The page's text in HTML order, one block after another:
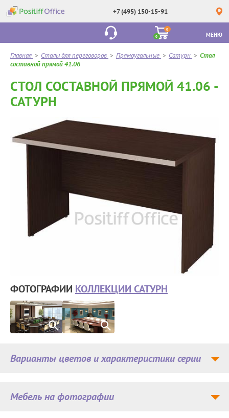
+7 (495) 150-15-91
0
0
МЕНЮ
Главная > Столы для переговоров > Прямоугольные > Сатурн > Стол
составной прямой 41.06
СТОЛ СОСТАВНОЙ ПРЯМОЙ 41.06 -
САТУРН
ФОТОГРАФИИ КОЛЛЕКЦИИ САТУРН
Мебель на фотографии
Варианты цветов и характеристики серии